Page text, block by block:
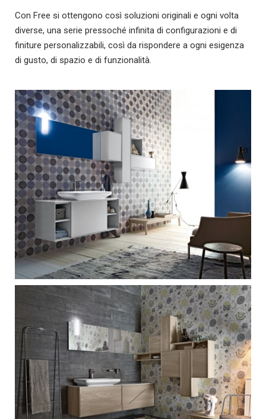
Con Free si ottengono così soluzioni originali e ogni volta
diverse, una serie pressoché infinita di configurazioni e di
finiture personalizzabili, così da rispondere a ogni esigenza
di gusto, di spazio e di funzionalità.